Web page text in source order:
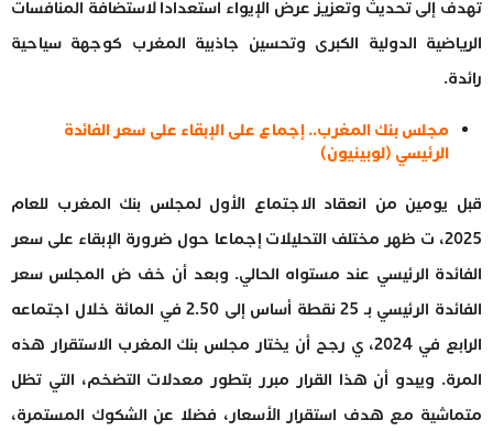
تهدف إلى تحديث وتعزيز عرض الإيواء استعدادا لاستضافة المنافسات
الرياضية الدولية الكبرى وتحسين جاذبية المغرب كوجهة سياحية
رائدة.
مجلس بنك المغرب.. إجماع على الإبقاء على سعر الفائدة
الرئيسي (لوبينيون)
قبل يومين من انعقاد الاجتماع الأول لمجلس بنك المغرب للعام
2025، ت ظهر مختلف التحليلات إجماعا حول ضرورة الإبقاء على سعر
الفائدة الرئيسي عند مستواه الحالي. وبعد أن خف ض المجلس سعر
الفائدة الرئيسي بـ 25 نقطة أساس إلى 2.50 في المائة خلال اجتماعه
الرابع في 2024، ي رجح أن يختار مجلس بنك المغرب الاستقرار هذه
المرة. ويبدو أن هذا القرار مبرر بتطور معدلات التضخم، التي تظل
متماشية مع هدف استقرار الأسعار، فضلا عن الشكوك المستمرة،